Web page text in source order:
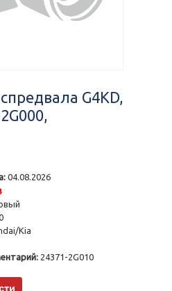
G4KD,
04.08.2026
Kia
24371-2G010